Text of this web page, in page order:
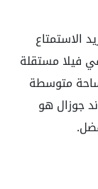
الاستمتاع
فيلا مستقلة
متوسطة
جوزال هو